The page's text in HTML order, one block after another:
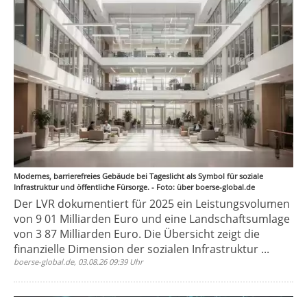
Modernes, barrierefreies Gebäude bei Tageslicht als Symbol für soziale
Infrastruktur und öffentliche Fürsorge. - Foto: über boerse-global.de
Der LVR dokumentiert für 2025 ein Leistungsvolumen
von 9 01 Milliarden Euro und eine Landschaftsumlage
von 3 87 Milliarden Euro. Die Übersicht zeigt die
finanzielle Dimension der sozialen Infrastruktur ...
boerse-global.de, 03.08.26 09:39 Uhr